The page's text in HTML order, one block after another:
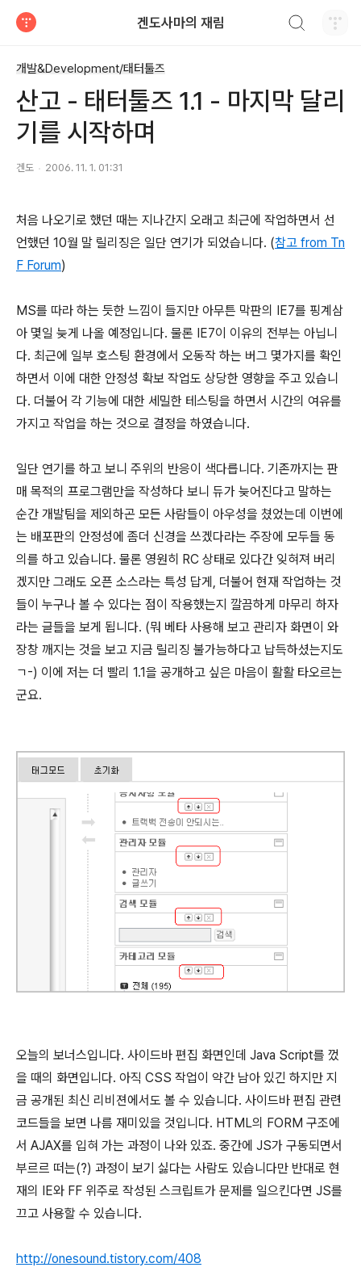
겐도사마의 재림
개발&Development/태터툴즈
산고 - 태터툴즈 1.1 - 마지막 달리
기를 시작하며
겐도 2006. 11. 1. 01:31
처음 나오기로 했던 때는 지나간지 오래고 최근에 작업하면서 선
언했던 10월 말 릴리징은 일단 연기가 되었습니다. (참고 from Tn
F Forum)
MS를 따라 하는 듯한 느낌이 들지만 아무튼 막판의 IE7를 핑계삼
아 몇일 늦게 나올 예정입니다. 물론 IE7이 이유의 전부는 아닙니
다. 최근에 일부 호스팅 환경에서 오동작 하는 버그 몇가지를 확인
하면서 이에 대한 안정성 확보 작업도 상당한 영향을 주고 있습니
다. 더불어 각 기능에 대한 세밀한 테스팅을 하면서 시간의 여유를
가지고 작업을 하는 것으로 결정을 하였습니다.
일단 연기를 하고 보니 주위의 반응이 색다릅니다. 기존까지는 판
매 목적의 프로그램만을 작성하다 보니 듀가 늦어진다고 말하는
순간 개발팀을 제외하곤 모든 사람들이 아우성을 쳤었는데 이번에
는 배포판의 안정성에 좀더 신경을 쓰겠다라는 주장에 모두들 동
의를 하고 있습니다. 물론 영원히 RC 상태로 있다간 잊혀져 버리
겠지만 그래도 오픈 소스라는 특성 답게, 더불어 현재 작업하는 것
들이 누구나 볼 수 있다는 점이 작용했는지 깔끔하게 마무리 하자
라는 글들을 보게 됩니다. (뭐 베타 사용해 보고 관리자 화면이 와
장창 깨지는 것을 보고 지금 릴리징 불가능하다고 납득하셨는지도
ㄱ-) 이에 저는 더 빨리 1.1을 공개하고 싶은 마음이 활활 타오르는
군요.
오늘의 보너스입니다. 사이드바 편집 화면인데 Java Script를 껐
을 때의 화면입니다. 아직 CSS 작업이 약간 남아 있긴 하지만 지
금 공개된 최신 리비젼에서도 볼 수 있습니다. 사이드바 편집 관련
코드들을 보면 나름 재미있을 것입니다. HTML의 FORM 구조에
서 AJAX를 입혀 가는 과정이 나와 있죠. 중간에 JS가 구동되면서
부르르 떠는(?) 과정이 보기 싫다는 사람도 있습니다만 반대로 현
재의 IE와 FF 위주로 작성된 스크립트가 문제를 일으킨다면 JS를
끄고 사용할 수 있습니다.
http://onesound.tistory.com/408